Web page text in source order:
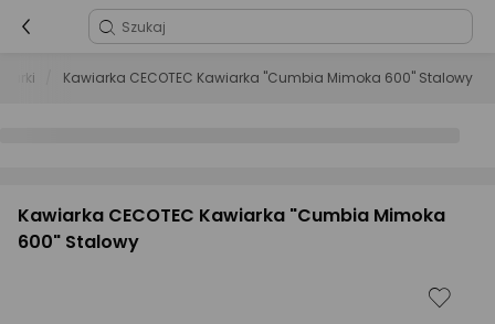
Kawiarka CECOTEC Kawiarka "Cumbia Mimoka 600" Stalowy
Kawiarka CECOTEC Kawiarka "Cumbia Mimoka
600" Stalowy